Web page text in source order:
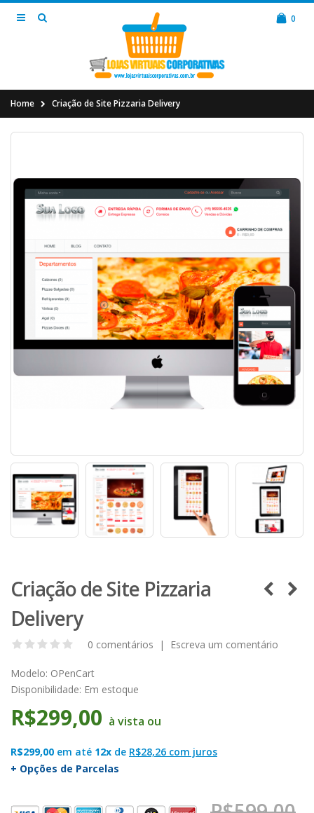
0
Home Criação de Site Pizzaria Delivery
Criação de Site Pizzaria
Delivery
0 comentários | Escreva um comentário
Modelo: OPenCart
Disponibilidade: Em estoque
R$299,00 à vista ou
R$299,00 em até 12x de R$28,26 com juros
+ Opções de Parcelas